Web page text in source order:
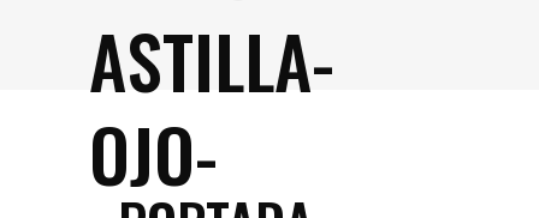
ASTILLA-
OJO-